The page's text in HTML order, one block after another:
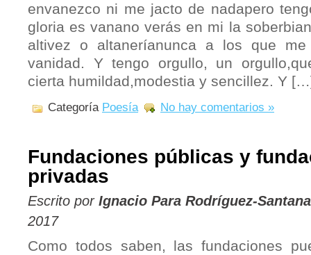
envanezco ni me jacto de nadapero
gloria es vanano verás en mi la
altivez o altaneríanunca a los que
vanidad. Y tengo orgullo, un
cierta humildad,modestia y sencillez. Y
Categoría Poesía No hay comentarios »
Fundaciones públicas y
privadas
Escrito por Ignacio Para Rodríguez-Santana
2017
Como todos saben, las fundaciones